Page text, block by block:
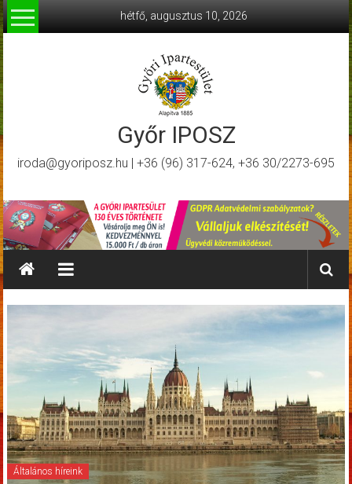
Skip
to
content
hétfő, augusztus 10, 2026
Győr IPOSZ
iroda@gyoriposz.hu | +36 (96) 317-624, +36 30/2273-695
Általános híreink